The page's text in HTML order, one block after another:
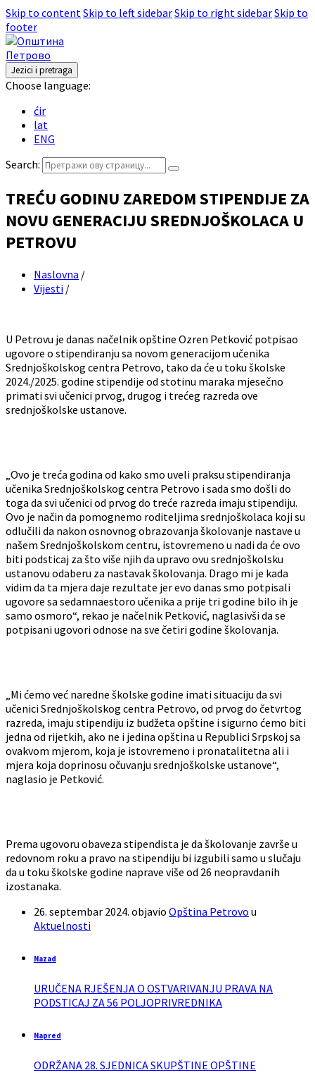
Skip to contentSkip to left sidebarSkip to right sidebarSkip to
footer
Jezici i pretraga
Choose language:
ćir
lat
ENG
Search:
TREĆU GODINU ZAREDOM STIPENDIJE ZA
NOVU GENERACIJU SREDNJOŠKOLACA U
PETROVU
Naslovna /
Vijesti /
U Petrovu je danas načelnik opštine Ozren Petković potpisao
ugovore o stipendiranju sa novom generacijom učenika
Srednjoškolskog centra Petrovo, tako da će u toku školske
2024./2025. godine stipendije od stotinu maraka mjesečno
primati svi učenici prvog, drugog i trećeg razreda ove
srednjoškolske ustanove.
„Ovo je treća godina od kako smo uveli praksu stipendiranja
učenika Srednjoškolskog centra Petrovo i sada smo došli do
toga da svi učenici od prvog do treće razreda imaju stipendiju.
Ovo je način da pomognemo roditeljima srednjoškolaca koji su
odlučili da nakon osnovnog obrazovanja školovanje nastave u
našem Srednjoškolskom centru, istovremeno u nadi da će ovo
biti podsticaj za što više njih da upravo ovu srednjoškolsku
ustanovu odaberu za nastavak školovanja. Drago mi je kada
vidim da ta mjera daje rezultate jer evo danas smo potpisali
ugovore sa sedamnaestoro učenika a prije tri godine bilo ih je
samo osmoro“, rekao je načelnik Petković, naglasivši da se
potpisani ugovori odnose na sve četiri godine školovanja.
„Mi ćemo već naredne školske godine imati situaciju da svi
učenici Srednjoškolskog centra Petrovo, od prvog do četvrtog
razreda, imaju stipendiju iz budžeta opštine i sigurno ćemo biti
jedna od rijetkih, ako ne i jedina opština u Republici Srpskoj sa
ovakvom mjerom, koja je istovremeno i pronatalitetna ali i
mjera koja doprinosu očuvanju srednjoškolske ustanove“,
naglasio je Petković.
Prema ugovoru obaveza stipendista je da školovanje završe u
redovnom roku a pravo na stipendiju bi izgubili samo u slučaju
da u toku školske godine naprave više od 26 neopravdanih
izostanaka.
26. septembar 2024. objavio Opština Petrovo u
Aktuelnosti
Nazad
URUČENA RJEŠENJA O OSTVARIVANJU PRAVA NA
PODSTICAJ ZA 56 POLJOPRIVREDNIKA
Napred
ODRŽANA 28. SJEDNICA SKUPŠTINE OPŠTINE